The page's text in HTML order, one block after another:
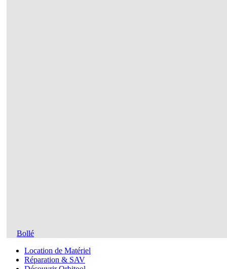
Bollé
Location de Matériel
Réparation & SAV